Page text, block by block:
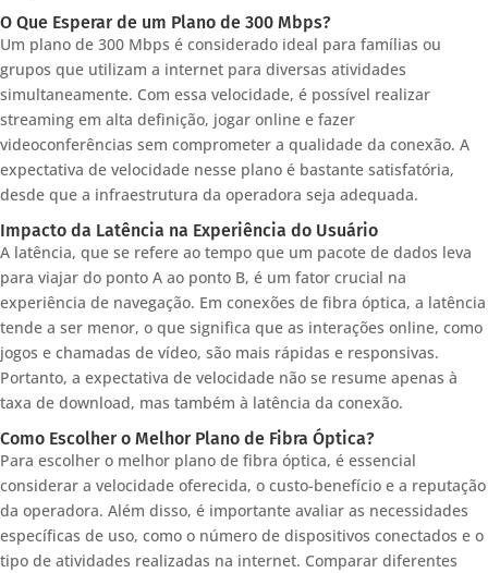
O Que Esperar de um Plano de 300 Mbps?
Um plano de 300 Mbps é considerado ideal para famílias ou
grupos que utilizam a internet para diversas atividades
simultaneamente. Com essa velocidade, é possível realizar
streaming em alta definição, jogar online e fazer
videoconferências sem comprometer a qualidade da conexão. A
expectativa de velocidade nesse plano é bastante satisfatória,
desde que a infraestrutura da operadora seja adequada.
Impacto da Latência na Experiência do Usuário
A latência, que se refere ao tempo que um pacote de dados leva
para viajar do ponto A ao ponto B, é um fator crucial na
experiência de navegação. Em conexões de fibra óptica, a latência
tende a ser menor, o que significa que as interações online, como
jogos e chamadas de vídeo, são mais rápidas e responsivas.
Portanto, a expectativa de velocidade não se resume apenas à
taxa de download, mas também à latência da conexão.
Como Escolher o Melhor Plano de Fibra Óptica?
Para escolher o melhor plano de fibra óptica, é essencial
considerar a velocidade oferecida, o custo-benefício e a reputação
da operadora. Além disso, é importante avaliar as necessidades
específicas de uso, como o número de dispositivos conectados e o
tipo de atividades realizadas na internet. Comparar diferentes